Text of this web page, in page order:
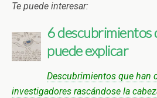
Te puede interesar:
6 descubrimientos
puede explicar
Descubrimientos que han
investigadores rascándose la